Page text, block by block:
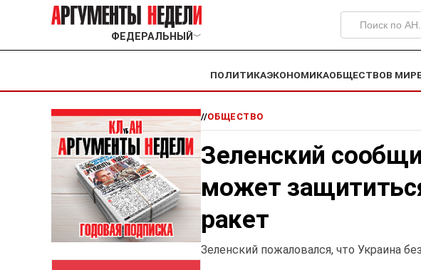
ФЕДЕРАЛЬНЫЙ ﹀
ПОЛИТИКАЭКОНОМИКАОБЩЕСТВОВ
//ОБЩЕСТВО
Зеленский
может
ракет
Зеленский пожаловался, что Украина